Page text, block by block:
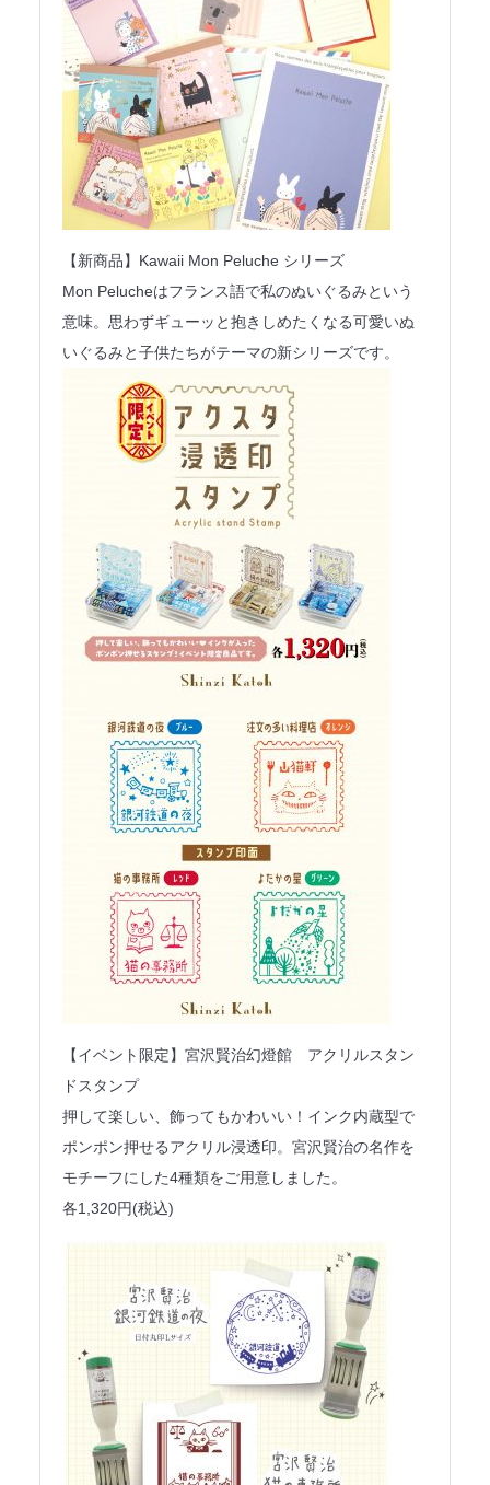
【新商品】Kawaii Mon Peluche シリーズ
Mon Pelucheはフランス語で私のぬいぐるみという
意味。思わずギューッと抱きしめたくなる可愛いぬ
いぐるみと子供たちがテーマの新シリーズです。
【イベント限定】宮沢賢治幻燈館 アクリルスタン
ドスタンプ
押して楽しい、飾ってもかわいい！インク内蔵型で
ポンポン押せるアクリル浸透印。宮沢賢治の名作を
モチーフにした4種類をご用意しました。
各1,320円(税込)